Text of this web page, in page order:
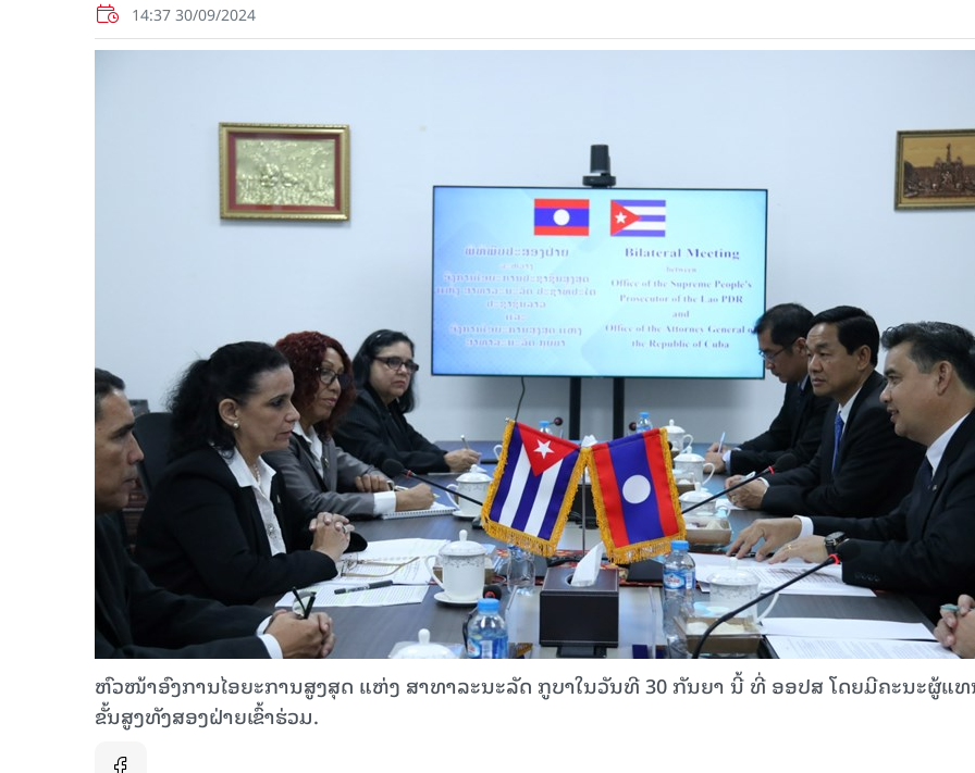
14:37 30/09/2024
ຫົວໜ້າອົງການໄອຍະການສູງສຸດ ແຫ່ງ ສາທາລະນະລັດ ກູບາໃນວັນທີ 30 ກັນຍາ ນີ້ ທີ່ ອອປສ ໂດຍມີຄະນະຜູ້ແ
ຂັ້ນສູງທັງສອງຝ່າຍເຂົ້າຮ່ວມ.